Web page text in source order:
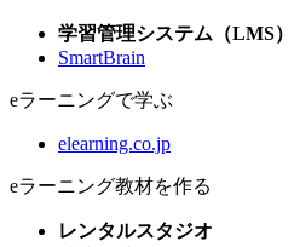
学習管理システム（LMS）
SmartBrain
eラーニングで学ぶ
elearning.co.jp
eラーニング教材を作る
レンタルスタジオ